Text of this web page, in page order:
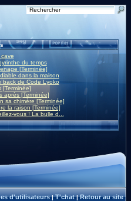
du temps
[Terminée]
dans la maison
back de Code Lyoko
[Terminée]
après [Terminée]
sa chimère [Terminée]
la raison [Terminée]
vous ! La bulle d...
d'utilisateurs|T'chat|Retour au site